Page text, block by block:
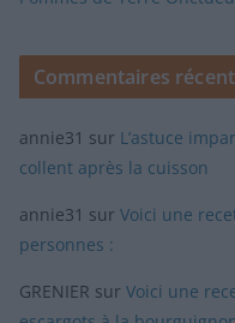
Commentaires
annie31 sur L’astuce
collent après la cuisson
annie31 sur Voici une
personnes :
GRENIER sur Voici une